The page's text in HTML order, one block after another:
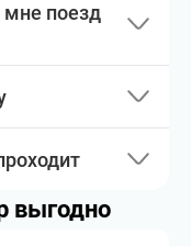
мне поезд
выгодно